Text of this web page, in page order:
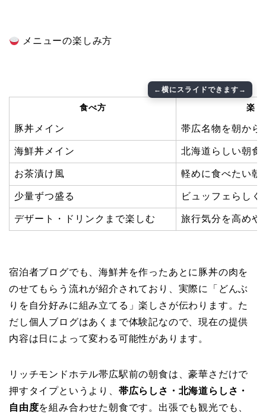
メニューの楽しみ方
食べ方 楽し
豚丼メイン 帯広名物を朝から
海鮮丼メイン 北海道らしい朝食
お茶漬け風 軽めに食べたい朝
少量ずつ盛る ビュッフェらし
デザート・ドリンクまで楽しむ 旅行気分を高めや
宿泊者ブログでも、海鮮丼を作ったあとに豚丼の肉を
のせてもらう流れが紹介されており、実際に「どんぶ
りを自分好みに組み立てる」楽しさが伝わります。た
だし個人ブログはあくまで体験記なので、現在の提供
内容は日によって変わる可能性があります。
リッチモンドホテル帯広駅前の朝食は、豪華さだけで
押すタイプというより、 帯広らしさ・北海道らしさ・
自由度を組み合わせた朝食です。出張でも観光でも、